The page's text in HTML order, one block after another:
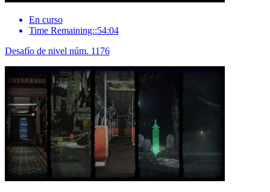
En curso
Time Remaining::54:04
Desafío de nivel núm. 1176